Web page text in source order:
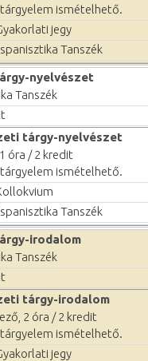
ismételhető.
jegy
Tanszék
nyelvészet
Tanszék
tárgy-nyelvészet
óra / 2 kredit
ismételhető.
Tanszék
irodalom
Tanszék
tárgy-irodalom
2 óra / 2 kredit
ismételhető.
jegy